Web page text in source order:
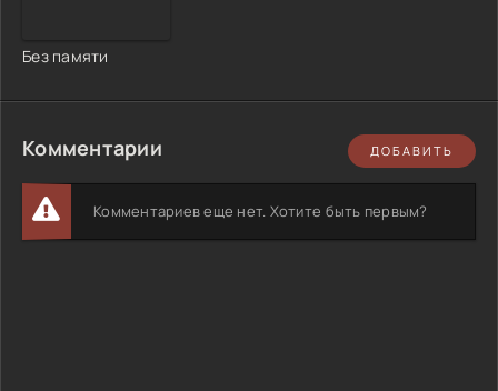
Без памяти
Комментарии ДОБАВИТЬ
Комментариев еще нет. Хотите быть первым?